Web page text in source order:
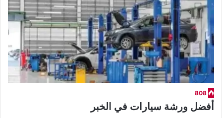
808
أفضل ورشة سيارات في الخبر